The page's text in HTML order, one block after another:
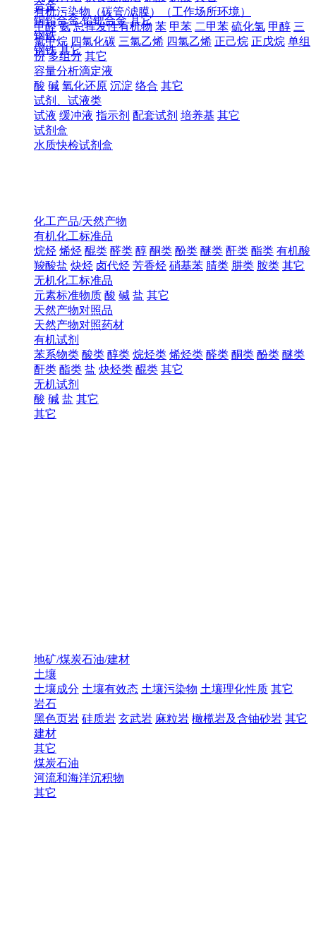
有机污染物（碳管/滤膜）（工作场所环境）
甲醛 氨 总挥发性有机物 苯 甲苯 二甲苯 硫化氢 甲醇 三
氯甲烷 四氯化碳 三氯乙烯 四氯乙烯 正己烷 正戊烷 单组
份 多组分 其它
容量分析滴定液
酸 碱 氧化还原 沉淀 络合 其它
试剂、试液类
试液 缓冲液 指示剂 配套试剂 培养基 其它
试剂盒
水质快检试剂盒
合金
铜铅合金 铅钯合金 其它
钢铁
钢铁 其它
化工产品/天然产物
有机化工标准品
烷烃 烯烃 醌类 醛类 醇 酮类 酚类 醚类 酐类 酯类 有机酸
羧酸盐 炔烃 卤代烃 芳香烃 硝基苯 腈类 肼类 胺类 其它
无机化工标准品
元素标准物质 酸 碱 盐 其它
天然产物对照品
天然产物对照药材
有机试剂
苯系物类 酸类 醇类 烷烃类 烯烃类 醛类 酮类 酚类 醚类
酐类 酯类 盐 炔烃类 醌类 其它
无机试剂
酸 碱 盐 其它
其它
地矿/煤炭石油/建材
土壤
土壤成分 土壤有效态 土壤污染物 土壤理化性质 其它
岩石
黑色页岩 硅质岩 玄武岩 麻粒岩 橄榄岩及含铀砂岩 其它
建材
其它
煤炭石油
河流和海洋沉积物
其它